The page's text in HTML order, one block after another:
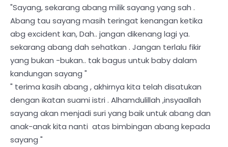
"Sayang, sekarang abang milik sayang yang sah .
Abang tau sayang masih teringat kenangan ketika
abg excident kan, Dah.. jangan dikenang lagi ya.
sekarang abang dah sehatkan . Jangan terlalu fikir
yang bukan -bukan.. tak bagus untuk baby dalam
kandungan sayang "
" terima kasih abang , akhirnya kita telah disatukan
dengan ikatan suami istri . Alhamdulillah ,insyaallah
sayang akan menjadi suri yang baik untuk abang dan
anak-anak kita nanti atas bimbingan abang kepada
sayang "